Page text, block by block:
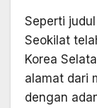
Seperti
Seokilat
Korea
alamat dari
dengan